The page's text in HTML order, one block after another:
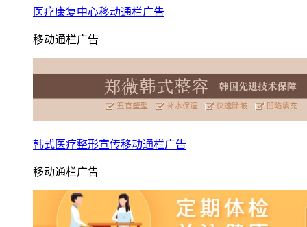
医疗康复中心移动通栏广告
移动通栏广告
韩式医疗整形宣传移动通栏广告
移动通栏广告